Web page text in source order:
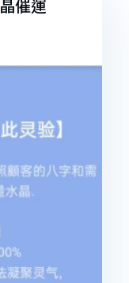
催運